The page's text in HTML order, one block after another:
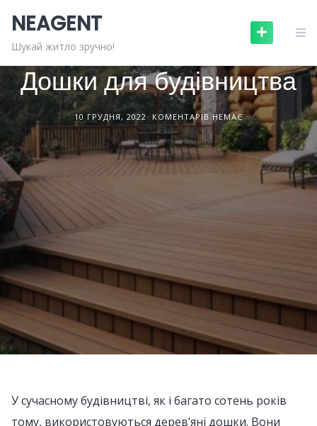
content
NEAGENT
Шукай житло зручно!БУДІВЕЛЬНІ МАТЕРІАЛИ
Дошки для будівництва
10 ГРУДНЯ, 2022 КОМЕНТАРІВ НЕМАЄ
У сучасному будівництві, як і багато сотень років
тому, використовуються дерев’яні дошки. Вони